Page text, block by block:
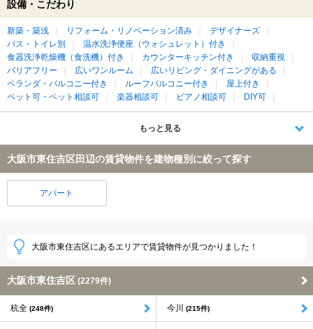
設備・こだわり
新築・築浅 リフォーム・リノベーション済み
デザイナーズ
バス・トイレ別
温水洗浄便座（ウォシュレット）付き
食器洗浄乾燥機（食洗機）付き
カウンターキッチン付き
収納重視
バリアフリー
広いワンルーム
広いリビング・ダイニングがある
ベランダ・バルコニー付き
ルーフバルコニー付き
屋上付き
ペット可・ペット相談可
楽器相談可 ピアノ相談可 DIY可
もっと見る
大阪市東住吉区田辺の賃貸物件を建物種別に絞って探す
アパート
大阪市東住吉区にあるエリアで賃貸物件が見つかりました！
大阪市東住吉区 (2279件)
杭全 (248件) 今川 (215件)